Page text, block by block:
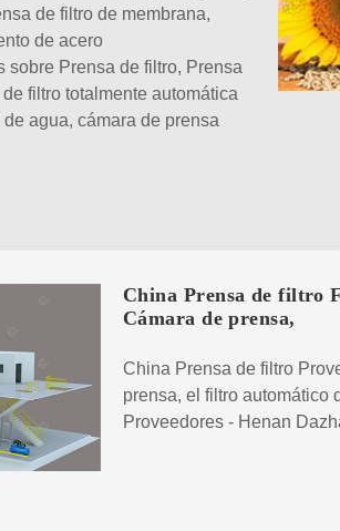
de filtro de membrana,
de acero
Prensa de filtro, Prensa
filtro totalmente automática
agua, cámara de prensa
China Prensa de filtro
Cámara de prensa,
China Prensa de filtro
prensa, el filtro automático
Proveedores - Henan